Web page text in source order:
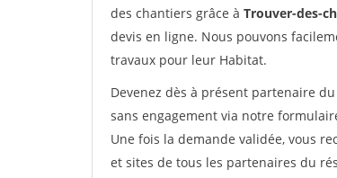
des chantiers grâce à Trouver-des-
devis en ligne. Nous pouvons
travaux pour leur Habitat.
Devenez dès à présent partenaire
sans engagement via notre
Une fois la demande validée, vous
et sites de tous les partenaires du